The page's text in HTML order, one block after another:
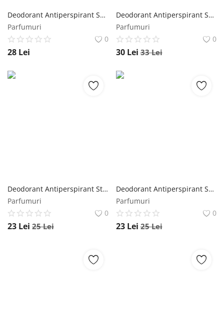
Deodorant Antiperspirant Spray pentru Femei cu Aloe Vera - Rexona MotionSense Aloe Vera 48h, 200 ml Rexona
Parfumuri
0
28 Lei
Deodorant Antiperspirant Spray pentru Femei - Rexona Advanced Protection Shower Fresh 72h, 150 ml Rexona
Parfumuri
0
30 Lei 33Lei
Deodorant Antiperspirant Stick pentru Femei Invizibil - Rexona MotionSense Active Protection + Fresh Invisible 48h, 40 ml Rexona
Parfumuri
0
23 Lei 25Lei
Deodorant Antiperspirant Spray pentru Femei cu Parfum Floral - Rexona MotionSense Stay Fresh with Scent of Whte Flowers & Lychee 48h, 150 ml Rexona
Parfumuri
0
23 Lei 25Lei